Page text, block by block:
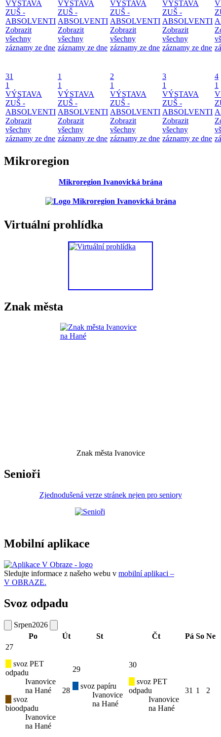
VÝSTAVA
ZUŠ -
ABSOLVENTI
Zobrazit
všechny
záznamy ze dne
VÝSTAVA
ZUŠ -
ABSOLVENTI
Zobrazit
všechny
záznamy ze dne
VÝSTAVA
ZUŠ -
ABSOLVENTI
Zobrazit
všechny
záznamy ze dne
VÝSTAVA
ZUŠ -
ABSOLVENTI
Zobrazit
všechny
záznamy ze dne
31
1
VÝSTAVA
ZUŠ -
ABSOLVENTI
Zobrazit
všechny
záznamy ze dne
1
1
VÝSTAVA
ZUŠ -
ABSOLVENTI
Zobrazit
všechny
záznamy ze dne
2
1
VÝSTAVA
ZUŠ -
ABSOLVENTI
Zobrazit
všechny
záznamy ze dne
3
1
VÝSTAVA
ZUŠ -
ABSOLVENTI
Zobrazit
všechny
záznamy ze dne
4
1
Mikroregion
Mikroregion Ivanovická brána
Virtuální prohlídka
Znak města
Znak města Ivanovice
Senioři
Zjednodušená verze stránek nejen pro seniory
Mobilní aplikace
Sledujte informace z našeho webu v mobilní aplikaci –
V OBRAZE.
Svoz odpadu
Srpen2026
Po
Út St Čt Pá So Ne
27
svoz PET
odpadu
Ivanovice
na Hané
svoz
bioodpadu
Ivanovice
na Hané
28
29
svoz papíru
Ivanovice
na Hané
30
svoz PET
odpadu
Ivanovice
na Hané
31 1 2